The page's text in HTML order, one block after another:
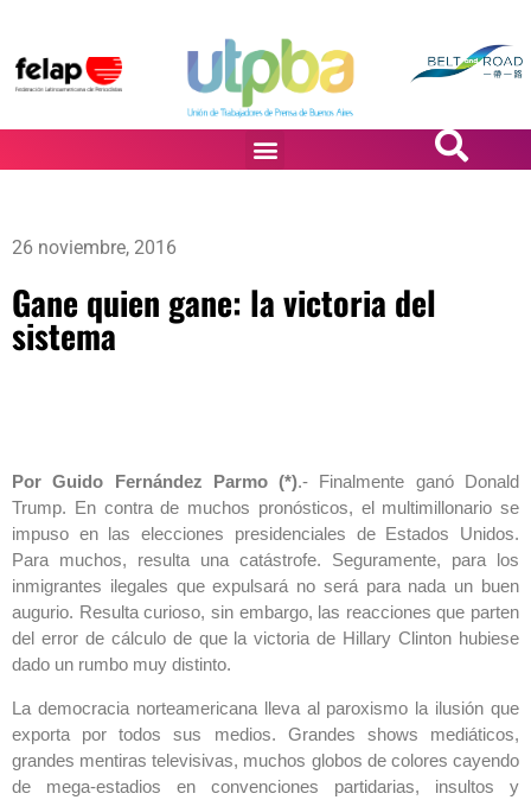
26 noviembre, 2016
Gane quien gane: la victoria del
sistema
Por Guido Fernández Parmo (*).- Finalmente ganó Donald
Trump. En contra de muchos pronósticos, el multimillonario se
impuso en las elecciones presidenciales de Estados Unidos.
Para muchos, resulta una catástrofe. Seguramente, para los
inmigrantes ilegales que expulsará no será para nada un buen
augurio. Resulta curioso, sin embargo, las reacciones que parten
del error de cálculo de que la victoria de Hillary Clinton hubiese
dado un rumbo muy distinto.
La democracia norteamericana lleva al paroxismo la ilusión que
exporta por todos sus medios. Grandes shows mediáticos,
grandes mentiras televisivas, muchos globos de colores cayendo
de mega-estadios en convenciones partidarias, insultos y